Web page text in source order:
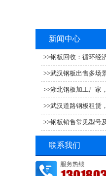
新闻中心
>>钢板回收：循环经
>>武汉钢板出售多场
>>湖北钢板加工厂家
>>武汉道路钢板租赁
>>钢板销售常见型号
联系我们